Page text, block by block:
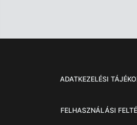
ADATKEZELÉSI
FELHASZNÁLÁSI